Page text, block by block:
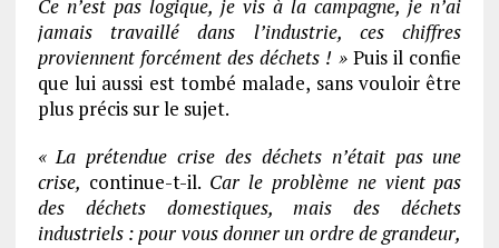
Ce n’est pas logique, je vis à la campagne, je n’ai
jamais travaillé dans l’industrie, ces chiffres
proviennent forcément des déchets ! »Puis il confie
que lui aussi est tombé malade, sans vouloir être
plus précis sur le sujet.
« La prétendue crise des déchets n’était pas une
crise, continue-t-il. Car le problème ne vient pas
des déchets domestiques, mais des déchets
industriels : pour vous donner un ordre de grandeur,